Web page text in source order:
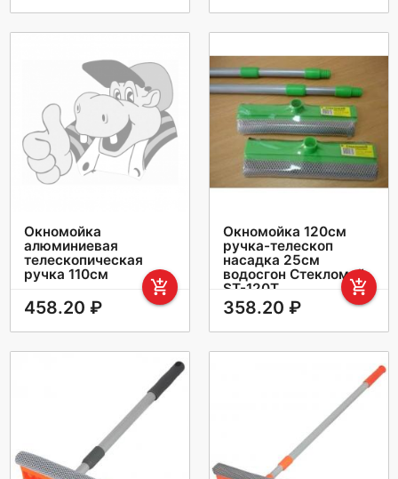
Окномойка
алюминиевая
телескопическая
ручка 110см
add_shopping_cart
458.20 ₽
Окномойка 120см
ручка-телескоп
насадка 25см
водосгон Стекломой
ST-120T
add_shopping_cart
358.20 ₽